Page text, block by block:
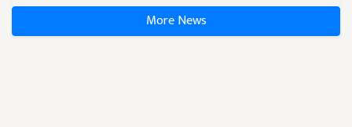
More News